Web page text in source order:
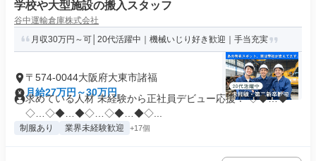
学校や大型施設の搬入スタッフ
谷中運輸倉庫株式会社
月収30万円～可│20代活躍中｜機械いじり好き歓迎｜手当充実
〒574-0044大阪府大東市諸福
月給27万円～30万円
求めている人材 未経験から正社員デビュー応援！ ◇◆…◆
◇…◇◆…◆◇…◇◆…◆◇...
制服あり 業界未経験歓迎 +17個